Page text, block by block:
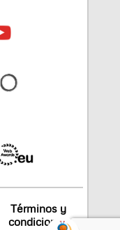
Términos y
condiciones